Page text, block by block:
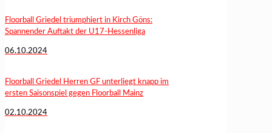
Floorball Griedel triumphiert in Kirch Göns:
Spannender Auftakt der U17-Hessenliga
06.10.2024
Floorball Griedel Herren GF unterliegt knapp im
ersten Saisonspiel gegen Floorball Mainz
02.10.2024